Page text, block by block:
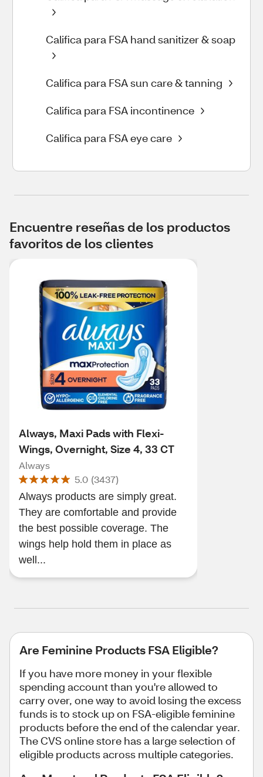
Califica para FSA hand sanitizer & soap
Califica para FSA sun care & tanning
Califica para FSA incontinence
Califica para FSA eye care
Encuentre reseñas de los productos
favoritos de los clientes
Always, Maxi Pads with Flexi-
Wings, Overnight, Size 4, 33 CT
Always
5.0 (3437)
Always products are simply great.
They are comfortable and provide
the best possible coverage. The
wings help hold them in place as
well...
Are Feminine Products FSA Eligible?
If you have more money in your flexible
spending account than you're allowed to
carry over, one way to avoid losing the excess
funds is to stock up on FSA-eligible feminine
products before the end of the calendar year.
The CVS online store has a large selection of
eligible products across multiple categories.